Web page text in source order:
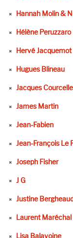
Hannah Molin &
Hélène Peruzzaro
Hervé Jacquemot
Hugues Blineau
Jacques
James Martin
Jean-Fabien
Jean-François Le
Joseph Fisher
J G
Justine
Laurent Maréchal
Lisa Balavoine